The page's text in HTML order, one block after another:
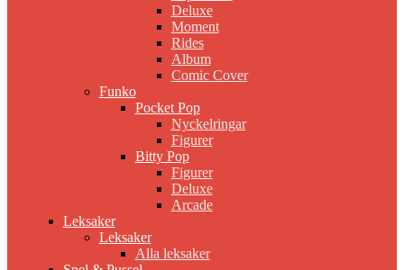
Deluxe
Moment
Rides
Album
Comic Cover
Funko
Pocket Pop
Nyckelringar
Figurer
Bitty Pop
Figurer
Deluxe
Arcade
Leksaker
Leksaker
Alla leksaker